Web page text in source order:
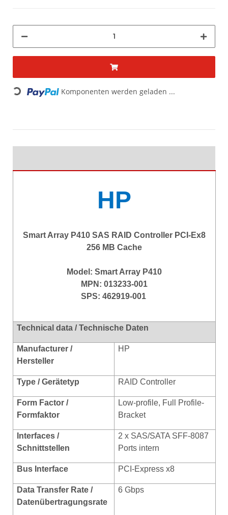
Loading... Komponenten werden geladen ...
HP
Smart Array P410 SAS RAID Controller PCI-Ex8
256 MB Cache
Model: Smart Array P410
MPN: 013233-001
SPS: 462919-001
Technical data / Technische Daten
Manufacturer /
Hersteller
HP
Type / Gerätetyp RAID Controller
Form Factor /
Formfaktor
Low-profile, Full Profile-
Bracket
Interfaces /
Schnittstellen
2 x SAS/SATA SFF-8087
Ports intern
Bus Interface PCI-Express x8
Data Transfer Rate /
Datenübertragungsrate
6 Gbps